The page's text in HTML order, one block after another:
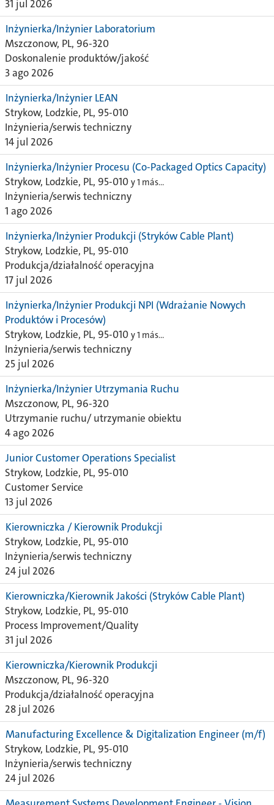
31 jul 2026
Inżynierka/Inżynier Laboratorium
Mszczonow, PL, 96-320
Doskonalenie produktów/jakość
3 ago 2026
Inżynierka/Inżynier LEAN
Strykow, Lodzkie, PL, 95-010
Inżynieria/serwis techniczny
14 jul 2026
Inżynierka/Inżynier Procesu (Co-Packaged Optics Capacity)
Strykow, Lodzkie, PL, 95-010 y 1 más…
Inżynieria/serwis techniczny
1 ago 2026
Inżynierka/Inżynier Produkcji (Stryków Cable Plant)
Strykow, Lodzkie, PL, 95-010
Produkcja/działalność operacyjna
17 jul 2026
Inżynierka/Inżynier Produkcji NPI (Wdrażanie Nowych
Produktów i Procesów)
Strykow, Lodzkie, PL, 95-010 y 1 más…
Inżynieria/serwis techniczny
25 jul 2026
Inżynierka/Inżynier Utrzymania Ruchu
Mszczonow, PL, 96-320
Utrzymanie ruchu/ utrzymanie obiektu
4 ago 2026
Junior Customer Operations Specialist
Strykow, Lodzkie, PL, 95-010
Customer Service
13 jul 2026
Kierowniczka / Kierownik Produkcji
Strykow, Lodzkie, PL, 95-010
Inżynieria/serwis techniczny
24 jul 2026
Kierowniczka/Kierownik Jakości (Stryków Cable Plant)
Strykow, Lodzkie, PL, 95-010
Process Improvement/Quality
31 jul 2026
Kierowniczka/Kierownik Produkcji
Mszczonow, PL, 96-320
Produkcja/działalność operacyjna
28 jul 2026
Manufacturing Excellence & Digitalization Engineer (m/f)
Strykow, Lodzkie, PL, 95-010
Inżynieria/serwis techniczny
24 jul 2026